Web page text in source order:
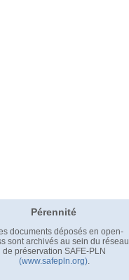
Pérennité
documents déposés en open-
sont archivés au sein du réseau
de préservation SAFE-PLN
(www.safepln.org).